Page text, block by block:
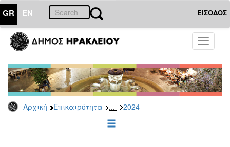
GR EN ΕΙΣΟΔΟΣ
Toggle
Αρχική Επικαιρότητα ... 2024
ΕΠΙΚΑΙΡΟΤΗΤΑ
Τύπου
Αρχείο
2026
2025